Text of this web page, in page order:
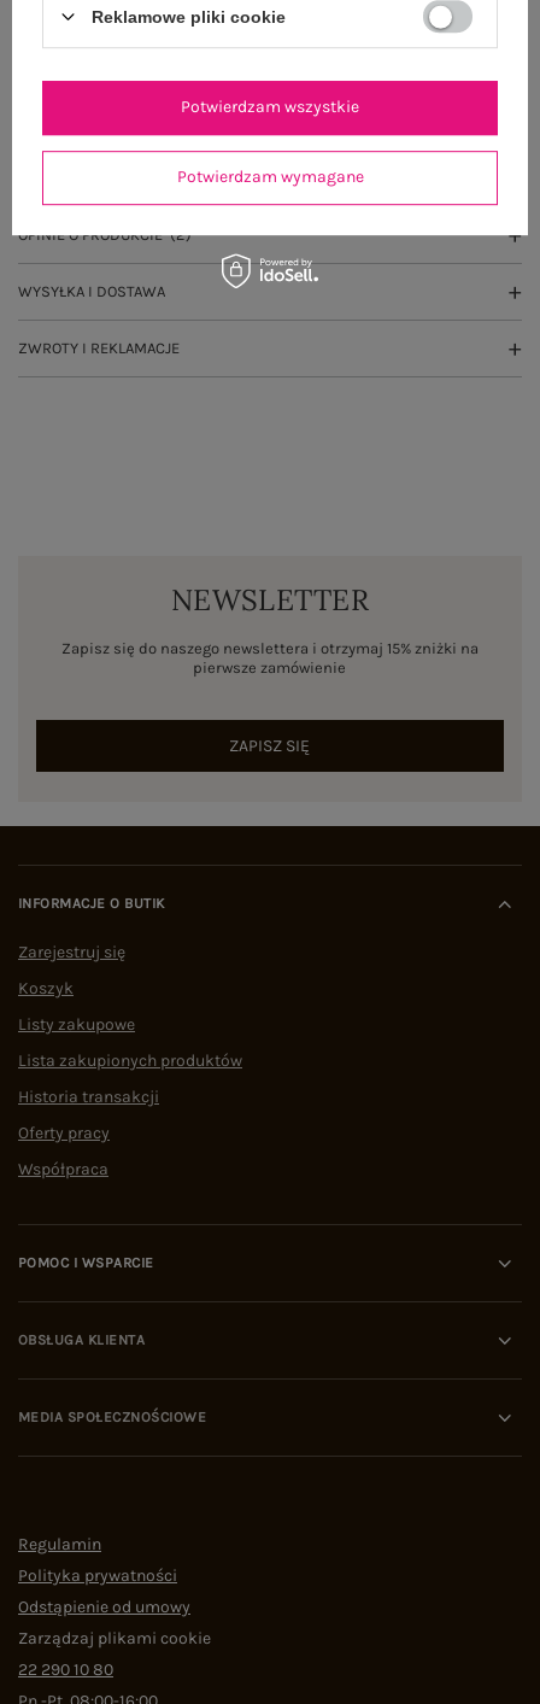
100 dni na zwrot
OPINIE O PRODUKCIE (2)
WYSYŁKA I DOSTAWA
ZWROTY I REKLAMACJE
NEWSLETTER
Zapisz się do naszego newslettera i otrzymaj 15% zniżki na
pierwsze zamówienie
ZAPISZ SIĘ
INFORMACJE O BUTIK
Zarejestruj się
Koszyk
Listy zakupowe
Lista zakupionych produktów
Historia transakcji
Oferty pracy
Współpraca
POMOC I WSPARCIE
OBSŁUGA KLIENTA
MEDIA SPOŁECZNOŚCIOWE
Regulamin
Polityka prywatności
Odstąpienie od umowy
Zarządzaj plikami cookie
22 290 10 80
Reklamowe pliki cookie
Potwierdzam wymagane
Potwierdzam wszystkie